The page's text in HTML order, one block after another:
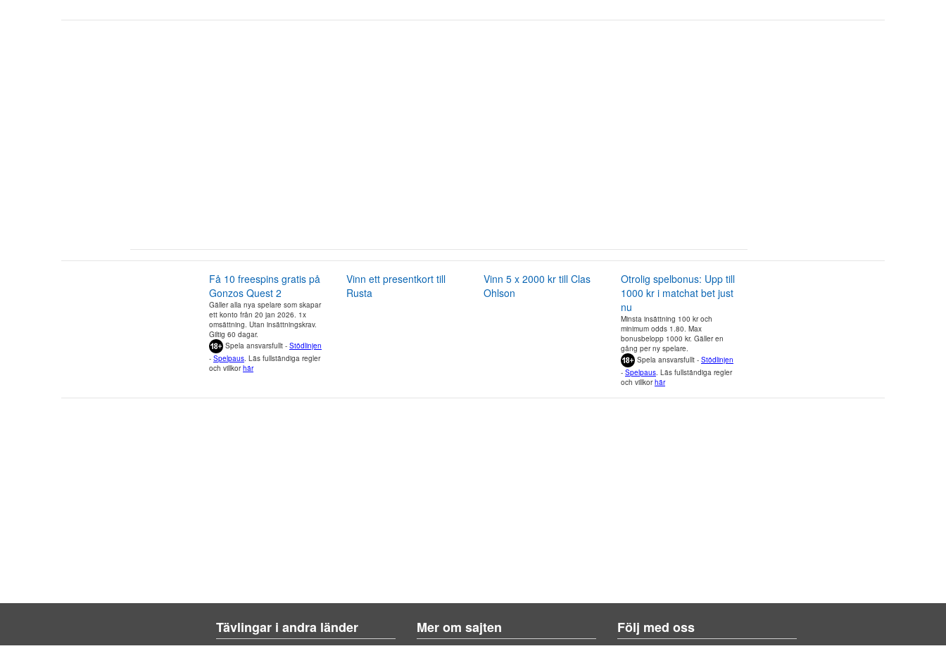
Få 10 freespins gratis på
Gonzos Quest 2
Gäller alla nya spelare som skapar
ett konto från 20 jan 2026. 1x
omsättning. Utan insättningskrav.
Giltig 60 dagar.
Spela ansvarsfullt - Stödlinjen
- Spelpaus. Läs fullständiga regler
och villkorhär
Vinn ett presentkort till
Rusta
Vinn 5 x 2000 kr till Clas
Ohlson
Otrolig spelbonus: Upp till
1000 kr i matchat bet just
nu
Minsta insättning 100 kr och
minimum odds 1.80. Max
bonusbelopp 1000 kr. Gäller en
gång per ny spelare.
Spela ansvarsfullt - Stödlinjen
- Spelpaus. Läs fullständiga regler
och villkorhär
Tävlingar i andra länder Mer om sajten Följ med oss